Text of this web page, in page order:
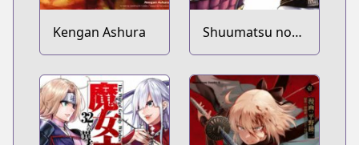
Kengan Ashura
Shuumatsu no
Walküre